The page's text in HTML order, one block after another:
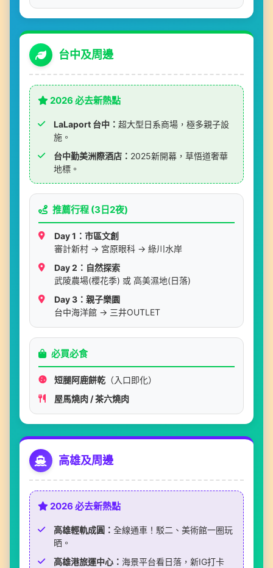
台中及周邊
2026 必去新熱點
LaLaport 台中： 超大型日系商場，極多親子設
施。
台中勤美洲際酒店： 2025新開幕，草悟道奢華
地標。
推薦行程 (3日2夜)
Day 1：市區文創
審計新村 → 宮原眼科 → 綠川水岸
Day 2：自然探索
武陵農場(櫻花季) 或 高美濕地(日落)
Day 3：親子樂園
台中海洋館 → 三井OUTLET
必買必食
短腿阿鹿餅乾 （入口即化）
屋馬燒肉 / 茶六燒肉
高雄及周邊
2026 必去新熱點
高雄輕軌成圓： 全線通車！駁二、美術館一圈玩
晒。
高雄港旅運中心： 海景平台看日落，新IG打卡